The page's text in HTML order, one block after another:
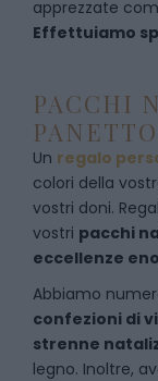
apprezzate
Effettuiamo
PACCHI
Un regalo
colori della
vostri doni.
vostri pacchi
eccellenze
Abbiamo
confezioni di
strenne
legno. Inoltre,